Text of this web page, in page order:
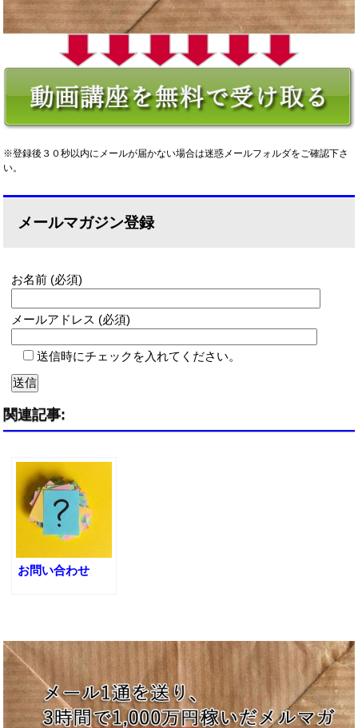
※登録後３０秒以内にメールが届かない場合は迷惑メールフォルダをご確認下さ
い。
メールマガジン登録
お名前 (必須)
メールアドレス (必須)
送信時にチェックを入れてください。
関連記事:
お問い合わせ